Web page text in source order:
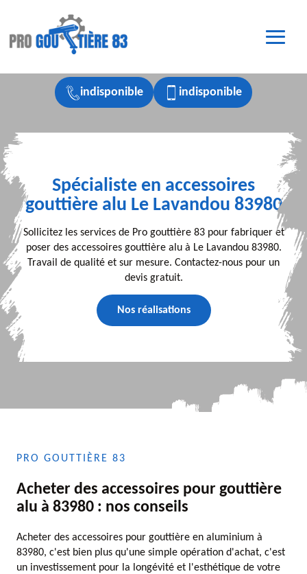
indisponible indisponible
Spécialiste en accessoires
gouttière alu Le Lavandou 83980
Sollicitez les services de Pro gouttière 83 pour fabriquer et
poser des accessoires gouttière alu à Le Lavandou 83980.
Travail de qualité et sur mesure. Contactez-nous pour un
devis gratuit.
Nos réalisations
PRO GOUTTIÈRE 83
Acheter des accessoires pour gouttière
alu à 83980 : nos conseils
Acheter des accessoires pour gouttière en aluminium à
83980, c'est bien plus qu'une simple opération d'achat, c'est
un investissement pour la longévité et l'esthétique de votre